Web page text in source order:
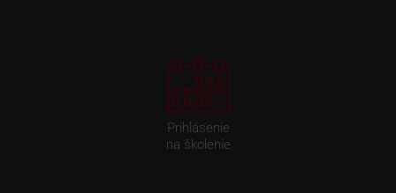
Prihlásenie
na školenie